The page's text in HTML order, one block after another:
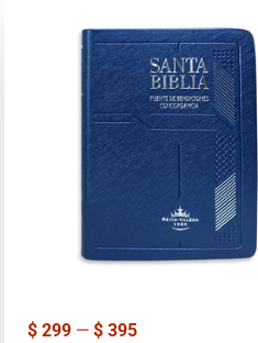
Precio
$ 299 — $ 395